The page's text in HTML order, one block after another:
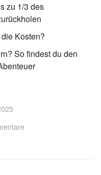
zu 1/3 des
Kosten?
So findest du den